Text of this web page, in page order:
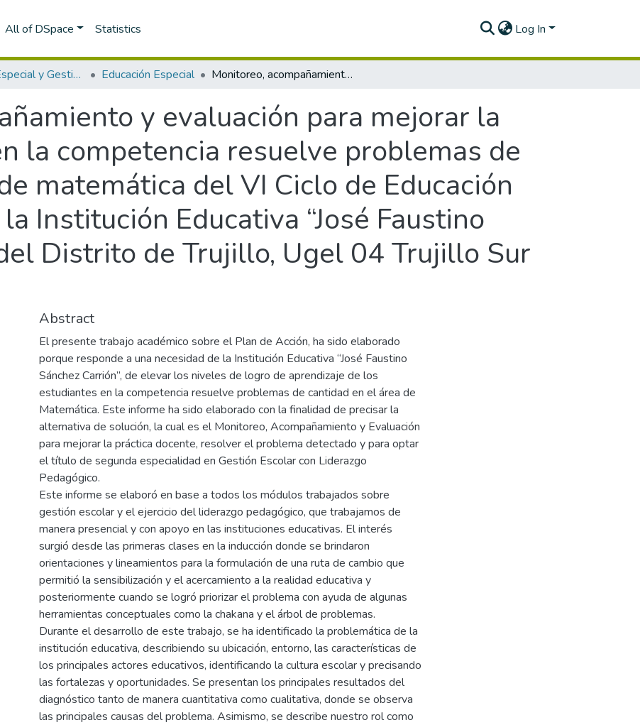
All of DSpace Statistics Log In
Educación Especial y Gestión Escolar Educación Especial Monitoreo, acompañamiento y evaluación para mejorar la práctica docente en la competencia resuelve problemas de cantidad del área de matemática del VI Ciclo de Educación Básica Regular de la Institución Educativa “José Faustino Sánchez Carrión” del Distrito de Trujillo, Ugel 04 Trujillo Sur Este – La Libertad
y evaluación para mejorar la
la competencia resuelve problemas de
matemática del VI Ciclo de Educación
Institución Educativa “José Faustino
Distrito de Trujillo, Ugel 04 Trujillo Sur
Abstract
El presente trabajo académico sobre el Plan de Acción, ha sido elaborado
porque responde a una necesidad de la Institución Educativa “José Faustino
Sánchez Carrión”, de elevar los niveles de logro de aprendizaje de los
estudiantes en la competencia resuelve problemas de cantidad en el área de
Matemática. Este informe ha sido elaborado con la finalidad de precisar la
alternativa de solución, la cual es el Monitoreo, Acompañamiento y Evaluación
para mejorar la práctica docente, resolver el problema detectado y para optar
el título de segunda especialidad en Gestión Escolar con Liderazgo
Pedagógico.
Este informe se elaboró en base a todos los módulos trabajados sobre
gestión escolar y el ejercicio del liderazgo pedagógico, que trabajamos de
manera presencial y con apoyo en las instituciones educativas. El interés
surgió desde las primeras clases en la inducción donde se brindaron
orientaciones y lineamientos para la formulación de una ruta de cambio que
permitió la sensibilización y el acercamiento a la realidad educativa y
posteriormente cuando se logró priorizar el problema con ayuda de algunas
herramientas conceptuales como la chakana y el árbol de problemas.
Durante el desarrollo de este trabajo, se ha identificado la problemática de la
institución educativa, describiendo su ubicación, entorno, las características de
los principales actores educativos, identificando la cultura escolar y precisando
las fortalezas y oportunidades. Se presentan los principales resultados del
diagnóstico tanto de manera cuantitativa como cualitativa, donde se observa
las principales causas del problema. Asimismo, se describe nuestro rol como